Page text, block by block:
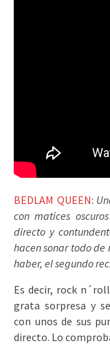
BEDLAM QUEEN:
con matices
directo y
hacen sonar todo de
haber, el segundo
Es decir, rock
grata sorpresa y
con unos de sus
directo. Lo